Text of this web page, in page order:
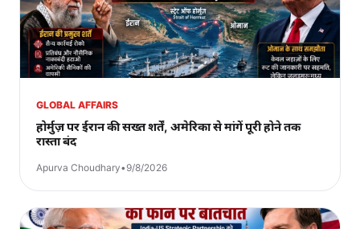
GLOBAL AFFAIRS
होर्मुज़ पर ईरान की सख्त शर्तें, अमेरिका से मांगें पूरी होने तक
रास्ता बंद
Apurva Choudhary•9/8/2026